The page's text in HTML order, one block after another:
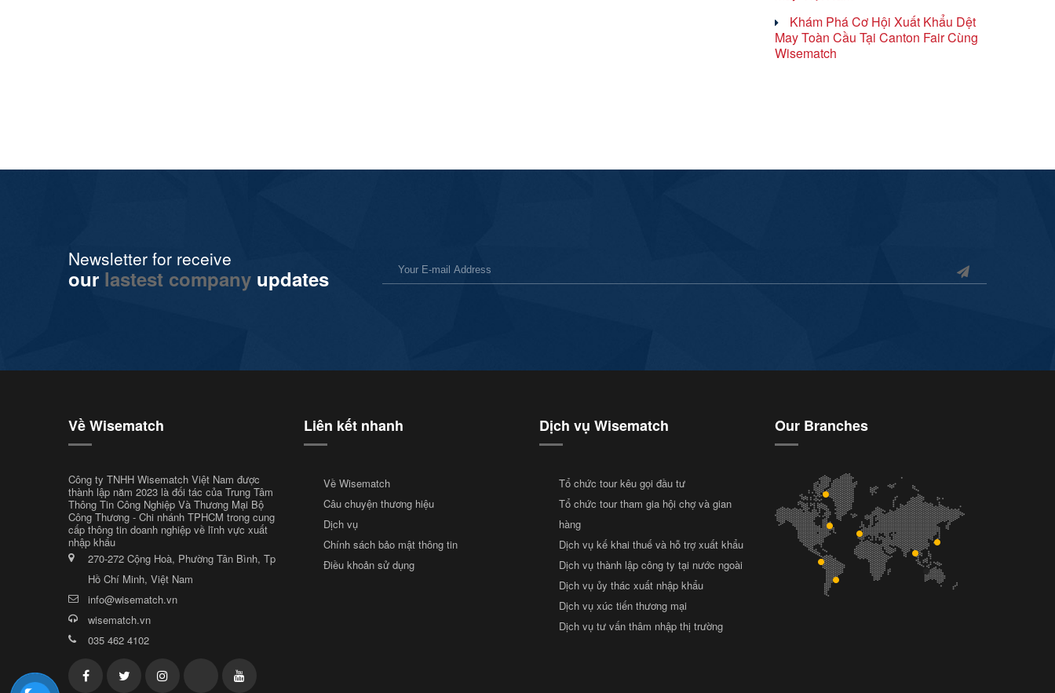
Khám Phá Cơ Hội Xuất Khẩu Dệt
May Toàn Cầu Tại Canton Fair Cùng
Wisematch
Newsletter for receive
our lastest company updates
Về Wisematch
Công ty TNHH Wisematch Việt Nam được
thành lập năm 2023 là đối tác của Trung Tâm
Thông Tin Công Nghiệp Và Thương Mại Bộ
Công Thương - Chi nhánh TPHCM trong cung
cấp thông tin doanh nghiệp về lĩnh vực xuất
nhập khẩu
270-272 Cộng Hoà, Phường Tân Bình, Tp
Hồ Chí Minh, Việt Nam
info@wisematch.vn
wisematch.vn
035 462 4102
Liên kết nhanh
Về Wisematch
Câu chuyện thương hiệu
Dịch vụ
Chính sách bảo mật thông tin
Điều khoản sử dụng
Dịch vụ Wisematch
Tổ chức tour kêu gọi đầu tư
Tổ chức tour tham gia hội chợ và gian
hàng
Dịch vụ kế khai thuế và hỗ trợ xuất khẩu
Dịch vụ thành lập công ty tại nước ngoài
Dịch vụ ủy thác xuất nhập khẩu
Dịch vụ xúc tiến thương mại
Dịch vụ tư vấn thâm nhập thị trường
Our Branches